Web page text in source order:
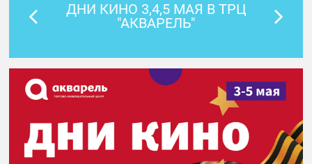
ДНИ КИНО 3,4,5 МАЯ В ТРЦ
"АКВАРЕЛЬ"